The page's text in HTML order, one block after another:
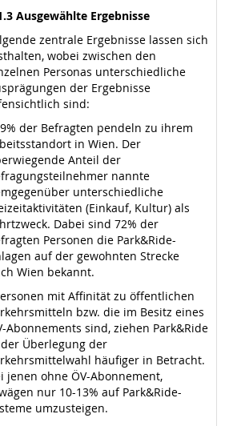
Ausgewählte Ergebnisse
zentrale Ergebnisse lassen sich
wobei zwischen den
Personas unterschiedliche
der Ergebnisse
sind:
der Befragten pendeln zu ihrem
in Wien. Der
Anteil der
nannte
unterschiedliche
(Einkauf, Kultur) als
Dabei sind 72% der
Personen die Park&Ride-
auf der gewohnten Strecke
Wien bekannt.
mit Affinität zu öffentlichen
bzw. die im Besitz eines
Abonnements sind, ziehen Park&Ride
Überlegung der
häufiger in Betracht.
jenen ohne ÖV-Abonnement,
nur 10-13% auf Park&Ride-
umzusteigen.